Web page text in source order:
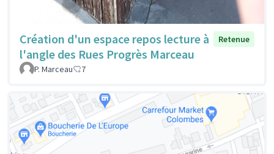
Création d'un espace repos lecture à
l'angle des Rues Progrès Marceau
Retenue
P. Marceau 7